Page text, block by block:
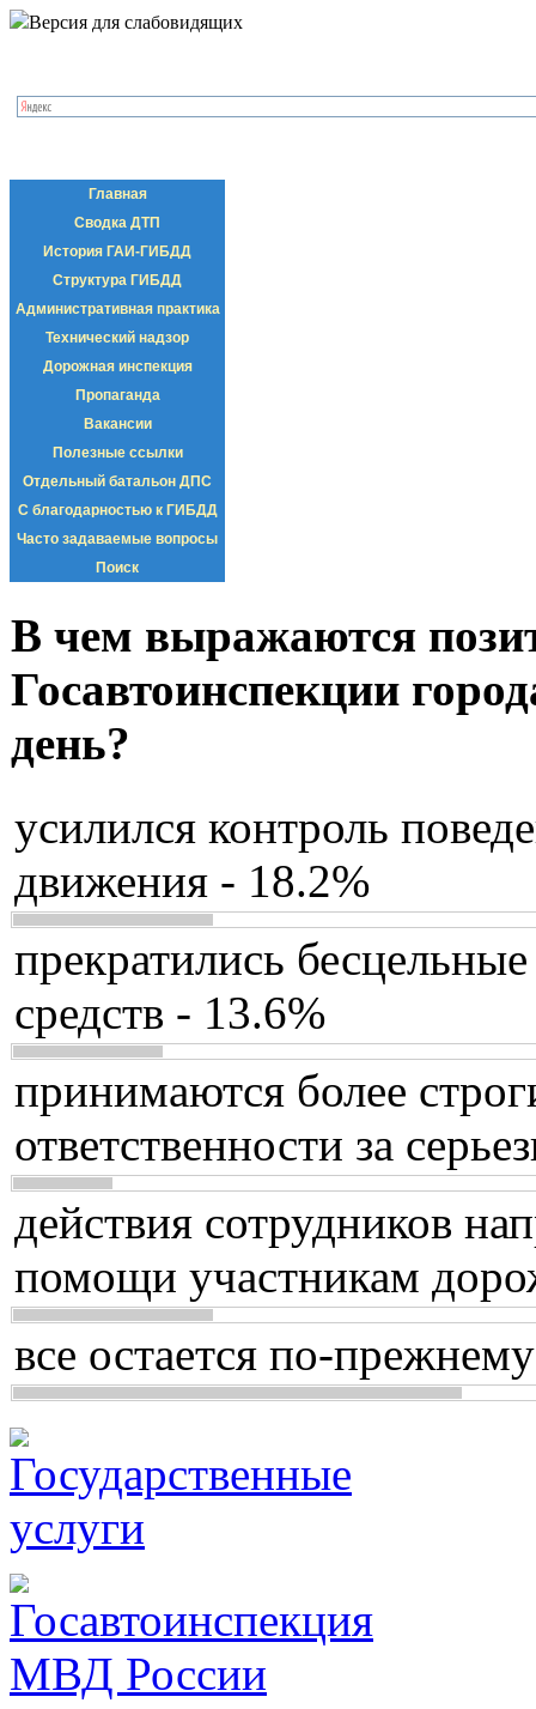
Версия для слабовидящих
Главная
Сводка ДТП
История ГАИ-ГИБДД
Структура ГИБДД
Административная практика
Технический надзор
Дорожная инспекция
Пропаганда
Вакансии
Полезные ссылки
Отдельный батальон ДПС
С благодарностью к ГИБДД
Часто задаваемые вопросы
Поиск
В чем выражаются
Госавтоинспекции
день?
усилился контроль
движения - 18.2%
прекратились
средств - 13.6%
принимаются более
ответственности за
действия сотрудников
помощи участникам
все остается по-